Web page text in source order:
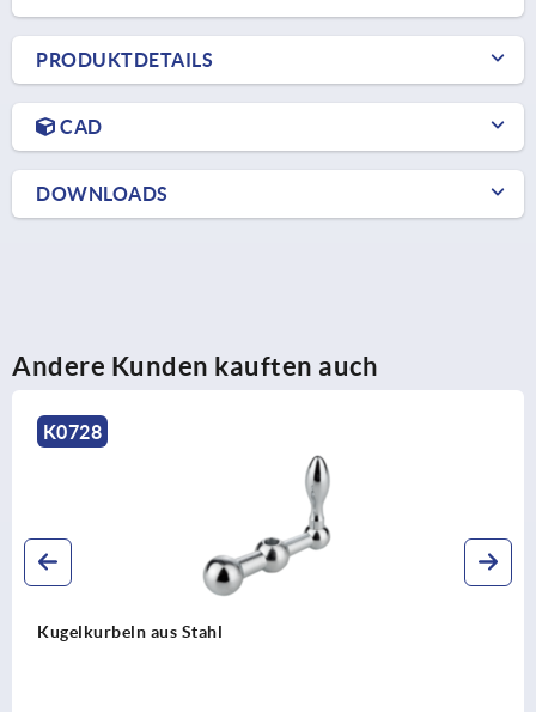
PRODUKTDETAILS
CAD
DOWNLOADS
Andere Kunden kauften auch